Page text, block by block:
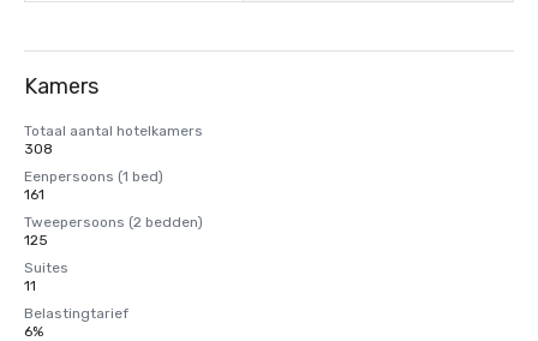
Kamers
Totaal aantal hotelkamers
308
Eenpersoons (1 bed)
161
Tweepersoons (2 bedden)
125
Suites
11
Belastingtarief
6%